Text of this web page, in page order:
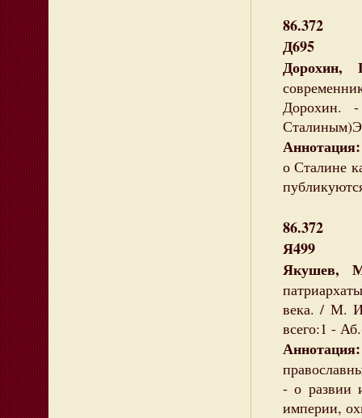
86.372
Д695
Дорохин,
Аннотация:
о Сталине
86.372
Я499
Якушев,
века. / М.
всего:1 -
Аннотация:
- о развии
империи,